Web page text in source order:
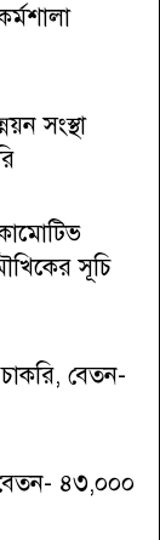
সংস্থা
সূচি
বেতন-
৪৩,০০০